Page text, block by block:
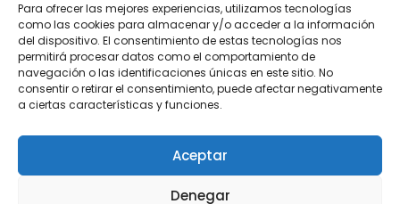
Para ofrecer las mejores experiencias, utilizamos tecnologías
como las cookies para almacenar y/o acceder a la información
del dispositivo. El consentimiento de estas tecnologías nos
permitirá procesar datos como el comportamiento de
navegación o las identificaciones únicas en este sitio. No
consentir o retirar el consentimiento, puede afectar negativamente
a ciertas características y funciones.
Aceptar
Denegar
Hola Patricia!!
Como te comenté lo he leído en el propio congreso
jaja pero te respondo ahora 😉 Muchas gracias por
ese regalo, a ver si me pongo en un rato libre y
plantear como voy hacer el sorteo 😉